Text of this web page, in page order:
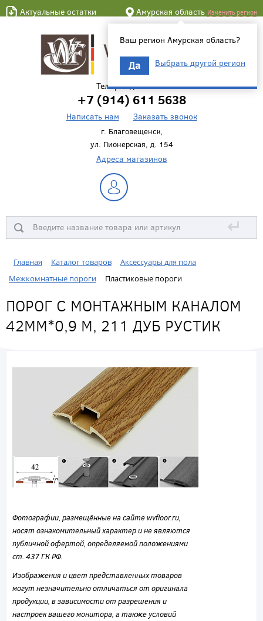
Актуальные остатки Амурская область Изменить регион
Ваш регион Амурская область?
Да Выбрать другой регион
Телефон для связи
+7 (914) 611 5638
Написать нам Заказать звонок
г. Благовещенск,
ул. Пионерская, д. 154
Адреса магазинов
↵
Главная Каталог товаров
Аксессуары для пола
Межкомнатные пороги
Пластиковые пороги
ПОРОГ С МОНТАЖНЫМ КАНАЛОМ
42ММ*0,9 М, 211 ДУБ РУСТИК
Фотографии, размещённые на сайте wvfloor.ru,
носят ознакомительный характер и не являются
публичной офертой, определяемой положениями
ст. 437 ГК РФ.
Изображения и цвет представленных товаров
могут незначительно отличаться от оригинала
продукции, в зависимости от разрешения и
настроек вашего монитора, а также условий